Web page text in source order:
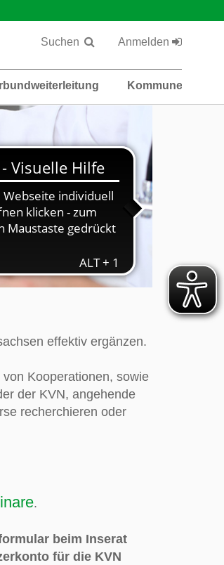
Anmelden
Suchen
Kommunen
effektiv ergänzen.
Kooperationen, sowie
der KVN, angehende
recherchieren oder
.
beim Inserat
für die KVN